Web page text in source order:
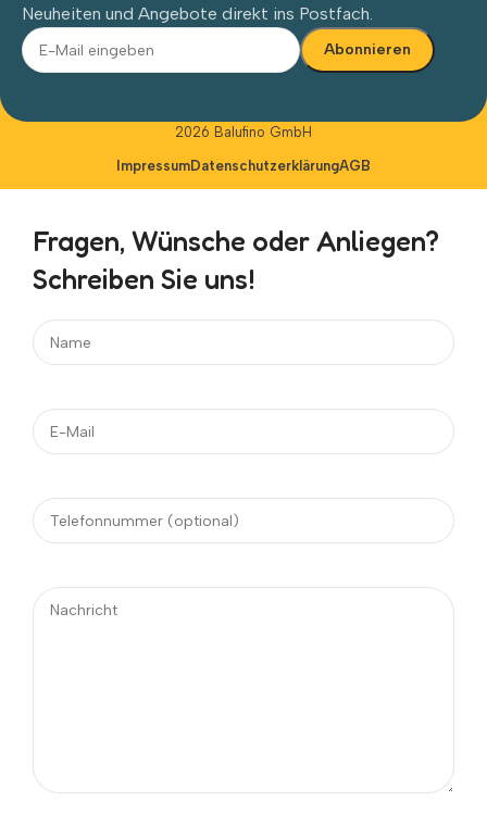
Neuheiten und Angebote direkt ins Postfach.
2026 Balufino GmbH
ImpressumDatenschutzerklärungAGB
Fragen, Wünsche oder Anliegen?
Schreiben Sie uns!